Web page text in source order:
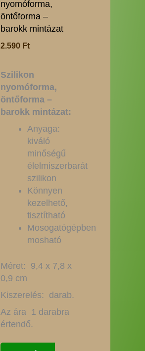
nyomóforma,
öntőforma –
barokk mintázat
2.590 Ft
Szilikon
nyomóforma,
öntőforma –
barokk mintázat:
Anyaga:
kiváló
minőségű
élelmiszerbarát
szilikon
Könnyen
kezelhető,
tisztítható
Mosogatógépben
mosható
Méret: 9,4 x 7,8 x
0,9 cm
Kiszerelés: darab.
Az ára 1 darabra
értendő.